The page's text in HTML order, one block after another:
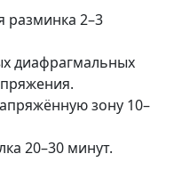
разминка 2–3
диафрагмальных
зону 10–
20–30 минут.